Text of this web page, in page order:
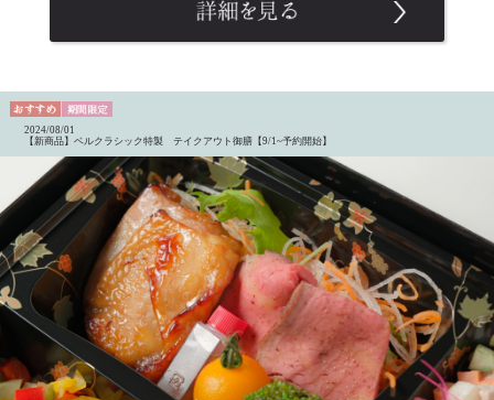
2024/08/01
【新商品】ベルクラシック特製 テイクアウト御膳【9/1~予約開始】